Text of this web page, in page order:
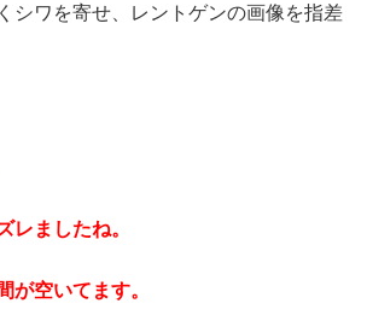
シワを寄せ、レントゲンの画像を指差
レましたね。
が空いてます。